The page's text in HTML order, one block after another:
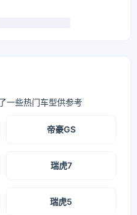
一些热门车型供参考
帝豪GS
瑞虎7
瑞虎5